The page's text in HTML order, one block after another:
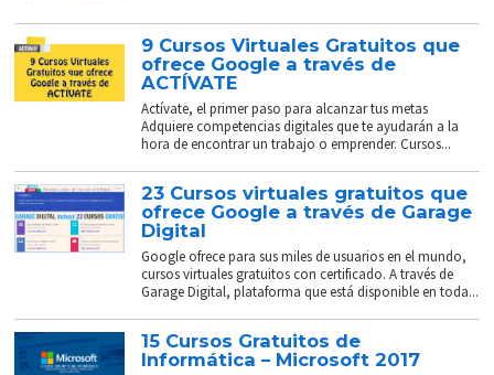
9 Cursos Virtuales Gratuitos que
ofrece Google a través de
ACTÍVATE
Actívate, el primer paso para alcanzar tus metas
Adquiere competencias digitales que te ayudarán a la
hora de encontrar un trabajo o emprender. Cursos...
23 Cursos virtuales gratuitos que
ofrece Google a través de Garage
Digital
Google ofrece para sus miles de usuarios en el mundo,
cursos virtuales gratuitos con certificado. A través de
Garage Digital, plataforma que está disponible en toda...
15 Cursos Gratuitos de
Informática – Microsoft 2017